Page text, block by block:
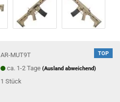
TOP
AR-MUT9T
ca. 1-2 Tage(Ausland abweichend)
1Stück